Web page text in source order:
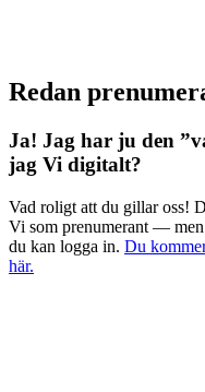
Redan
Ja! Jag har ju den
jag Vi digitalt?
Vad roligt att du gillar oss!
Vi som prenumerant — men
du kan logga in. Du
här.